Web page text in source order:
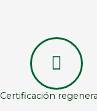
Certificación